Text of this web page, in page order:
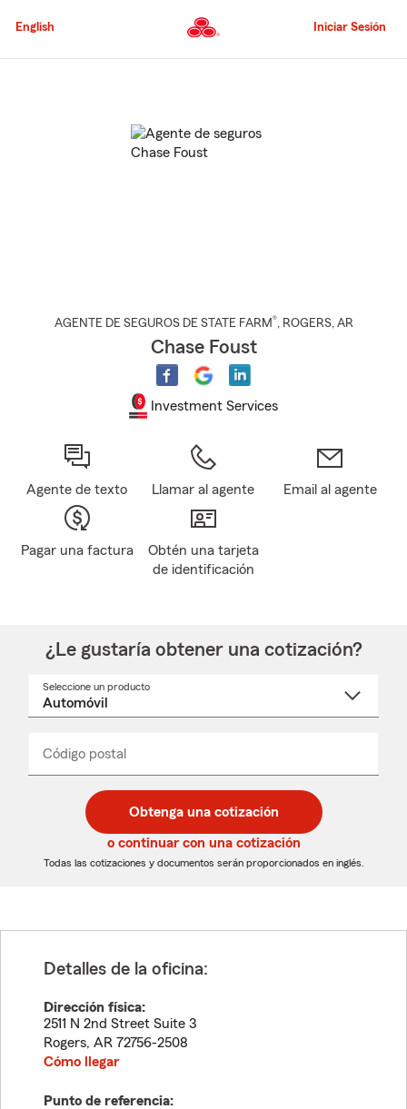
al
principal
English Iniciar Sesión
AGENTE DE SEGUROS DE STATE FARM®, ROGERS, AR
Chase Foust
Investment Services
Agente de texto Llamar al agente Email al agente
Pagar una factura
Obtén una tarjeta
de identificación
¿Le gustaría obtener una cotización?
Seleccione un producto
desplegable
Código postal
de
5
dígitos
de
5
dígitos
_____
Obtenga una cotización
o continuar con una cotización
Todas las cotizaciones y documentos serán proporcionados en inglés.
Detalles de la oficina:
Dirección física:
2511 N 2nd Street Suite 3
Rogers, AR 72756-2508
Cómo llegar
Punto de referencia: